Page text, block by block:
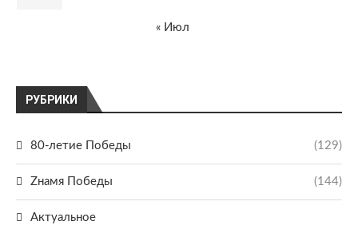
РУБРИКИ
80-летие Победы (129)
Zнамя Победы (144)
Актуальное
« Июл